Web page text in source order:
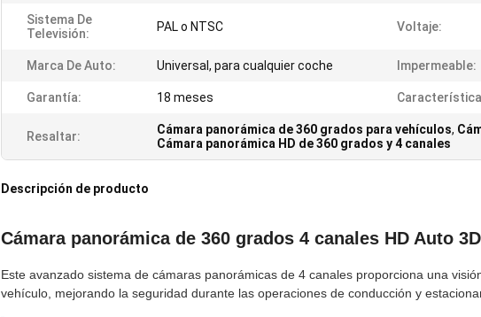
Sistema De
Televisión:
PAL o NTSC Voltaje:
Marca De Auto: Universal, para cualquier coche Impermeable:
Garantía: 18 meses
Resaltar: Cámara panorámica de 360 grados para vehículos,
Cámara panorámica HD de 360 grados y 4 canales
Descripción de producto
Cámara panorámica de 360 grados 4 canales HD Auto
Este avanzado sistema de cámaras panorámicas de 4 canales proporciona una
vehículo, mejorando la seguridad durante las operaciones de conducción y